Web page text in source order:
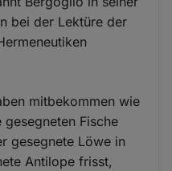
bei der Lektüre der
mitbekommen wie
Fische
gesegnete Löwe in
Antilope frisst,